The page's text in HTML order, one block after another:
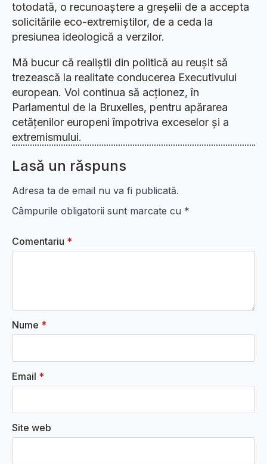
totodată, o recunoaștere a greșelii de a accepta
solicitările eco-extremiștilor, de a ceda la
presiunea ideologică a verzilor.
Mă bucur că realiștii din politică au reușit să
trezească la realitate conducerea Executivului
european. Voi continua să acționez, în
Parlamentul de la Bruxelles, pentru apărarea
cetățenilor europeni împotriva exceselor și a
extremismului.
Lasă un răspuns
Adresa ta de email nu va fi publicată.
Câmpurile obligatorii sunt marcate cu *
Comentariu *
Nume *
Email *
Site web